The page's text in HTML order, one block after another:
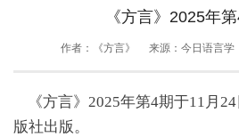
《方言》2025年
作者：《方言》 来源：今日语言学
《方言》2025年第4期于11月
版社出版。